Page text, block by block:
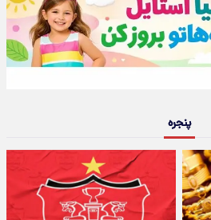
پنجره